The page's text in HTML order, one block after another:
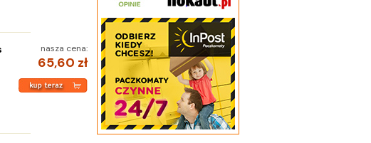
nasza cena:
65,60 zł